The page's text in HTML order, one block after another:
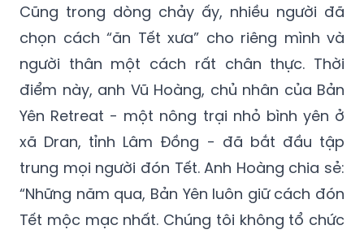
Cũng trong dòng chảy ấy, nhiều người đã
chọn cách “ăn Tết xưa” cho riêng mình và
người thân một cách rất chân thực. Thời
điểm này, anh Vũ Hoàng, chủ nhân của Bản
Yên Retreat - một nông trại nhỏ bình yên ở
xã Dran, tỉnh Lâm Đồng - đã bắt đầu tập
trung mọi người đón Tết. Anh Hoàng chia sẻ:
“Những năm qua, Bản Yên luôn giữ cách đón
Tết mộc mạc nhất. Chúng tôi không tổ chức